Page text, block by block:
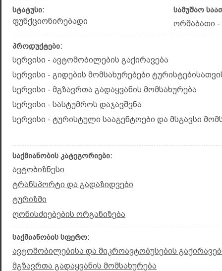
სტატუსი:
ფუნქციონირებადი
სამუშაო
ორშაბათი -
პროდუქტები:
სერვისი - ავტომობილების გაქირავება
სერვისი - გიდების მომსახურებები
სერვისი - მგზავრთა გადაყვანის მომსახურება
სერვისი - სასტუმროს დაჯავშვნა
სერვისი - ტურისტული სააგენტოები და მსგავსი
საქმიანობის კატეგორიები:
ავტობიზნესი
ტრანსპორტი და გადაზიდვები
ტურიზმი
ღონისძიებების ორგანიზება
საქმიანობის სფერო:
ავტომობილებისა და მიკროავტობუსების
მგზავრთა გადაყვანის მომსახურება